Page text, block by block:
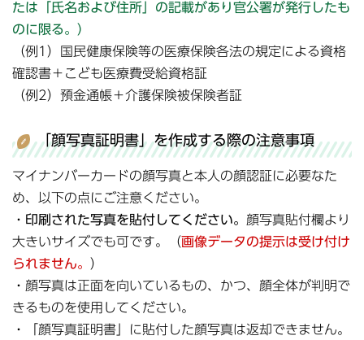
たは「氏名および住所」の記載があり官公署が発行したも
のに限る。）
（例1）国民健康保険等の医療保険各法の規定による資格
確認書＋こども医療費受給資格証
（例2）預金通帳＋介護保険被保険者証
「顔写真証明書」を作成する際の注意事項
マイナンバーカードの顔写真と本人の顔認証に必要なた
め、以下の点にご注意ください。
・ 印刷された写真を貼付してください。 顔写真貼付欄より
大きいサイズでも可です。（画像データの提示は受け付け
られません。 ）
・顔写真は正面を向いているもの、かつ、顔全体が判明で
きるものを使用してください。
・「顔写真証明書」に貼付した顔写真は返却できません。